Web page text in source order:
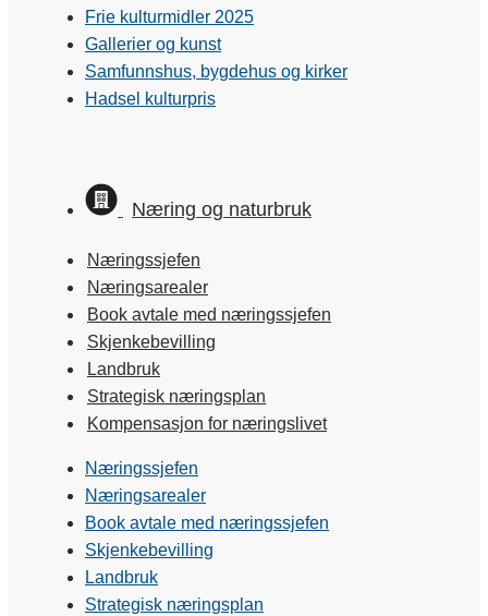
Frie kulturmidler 2025
Gallerier og kunst
Samfunnshus, bygdehus og kirker
Hadsel kulturpris
Næring og naturbruk
Næringssjefen
Næringsarealer
Book avtale med næringssjefen
Skjenkebevilling
Landbruk
Strategisk næringsplan
Kompensasjon for næringslivet
Næringssjefen
Næringsarealer
Book avtale med næringssjefen
Skjenkebevilling
Landbruk
Strategisk næringsplan